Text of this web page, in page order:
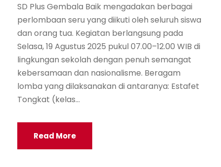
SD Plus Gembala Baik mengadakan berbagai
perlombaan seru yang diikuti oleh seluruh siswa
dan orang tua. Kegiatan berlangsung pada
Selasa, 19 Agustus 2025 pukul 07.00–12.00 WIB di
lingkungan sekolah dengan penuh semangat
kebersamaan dan nasionalisme. Beragam
lomba yang dilaksanakan di antaranya: Estafet
Tongkat (kelas...
Read More